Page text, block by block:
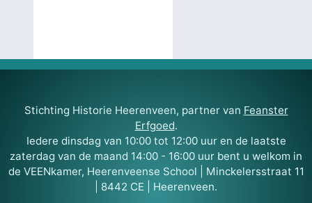
Stichting Historie Heerenveen, partner van Feanster
Erfgoed.
Iedere dinsdag van 10:00 tot 12:00 uur en de laatste
zaterdag van de maand 14:00 - 16:00 uur bent u welkom in
de VEENkamer, Heerenveense School | Minckelersstraat 11
| 8442 CE | Heerenveen.